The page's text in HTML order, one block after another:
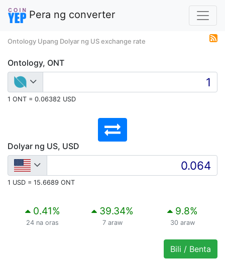
Pera ng converter
Ontology Upang Dolyar ng US exchange rate
Ontology, ONT
1 ONT = 0.06382 USD
Dolyar ng US, USD
1 USD = 15.6689 ONT
0.41%
24 na oras
39.34%
7 araw
9.8%
30 araw
Bili / Benta